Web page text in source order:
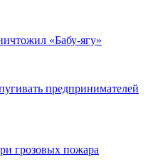
«Бабу-ягу»
предпринимателей
грозовых пожара